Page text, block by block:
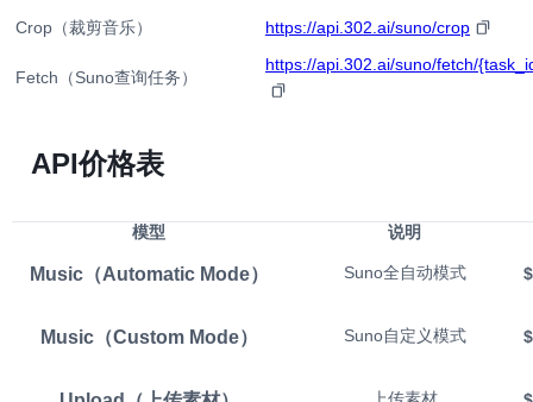
Crop（裁剪音乐） https://api.302.ai/suno/crop
Fetch（Suno查询任务）
https://api.302.ai/suno/fetch/
API价格表
模型 说明
Music（Automatic Mode） Suno全自动模式
Music（Custom Mode） Suno自定义模式